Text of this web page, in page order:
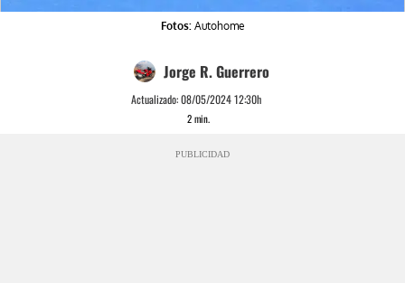
Fotos:Autohome
Jorge R. Guerrero
Actualizado:08/05/2024 12:30h
2min.
PUBLICIDAD